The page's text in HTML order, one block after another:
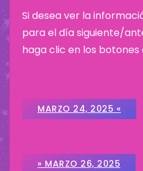
Si desea ver la
para el día siguiente/
haga clic en los botones
MARZO 24, 2025 «
» MARZO 26, 2025